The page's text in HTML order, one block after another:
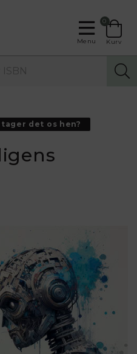
Menu
0
Kurv
det os hen?